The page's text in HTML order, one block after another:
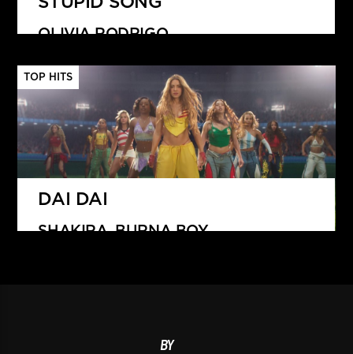
OLIVIA RODRIGO
TOP HITS
DAI DAI
SHAKIRA, BURNA BOY
BY